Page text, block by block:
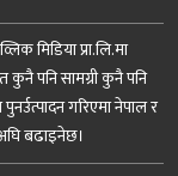
मिडिया प्रा.लि.मा
कुनै पनि सामग्री कुनै पनि
गरिएमा नेपाल र
अघि बढाइनेछ।